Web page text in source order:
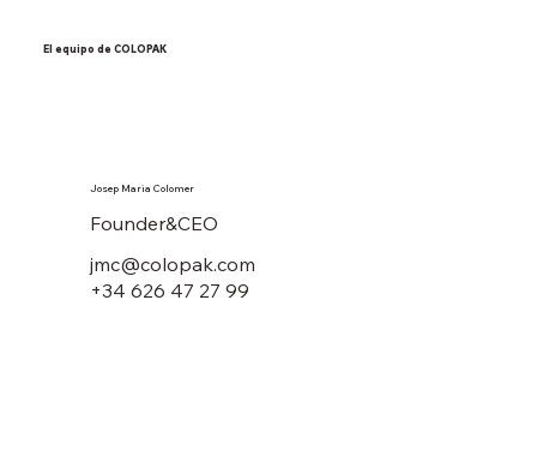
Founder&CEO
Josep Maria Colomer
jmc@colopak.com
+34 626 47 27 99
El equipo de COLOPAK